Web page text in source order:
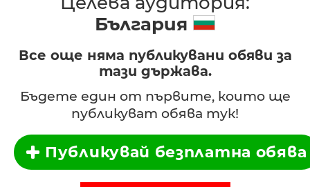
България
Все още няма публикувани обяви за
тази държава.
Бъдете един от първите, които ще
публикуват обява тук!
Публикувай безплатна обява